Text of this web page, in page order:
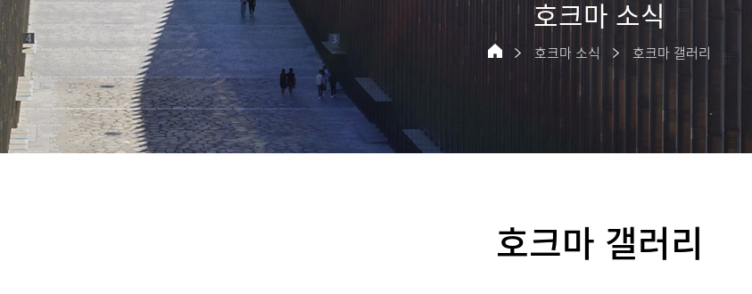
호크마 소식
호크마 소식 호크마 갤러리
호크마 갤러리